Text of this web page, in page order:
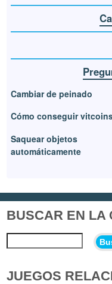
Cambiar de peinado
Cómo conseguir
Saquear objetos
automáticamente
BUSCAR EN LA
JUEGOS